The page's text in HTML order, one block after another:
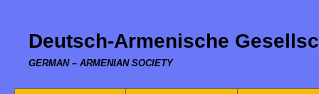
Deutsch-Armenische
GERMAN – ARMENIAN SOCIETY